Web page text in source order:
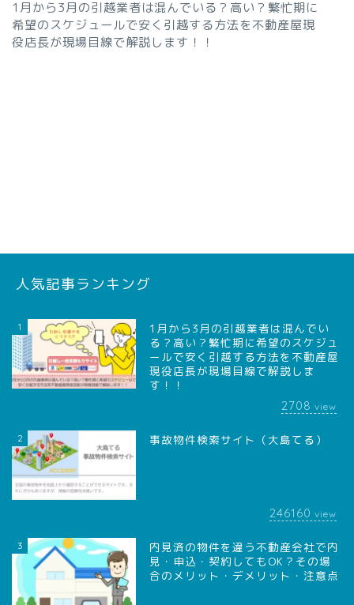
1月から3月の引越業者は混んでいる？高い？繁忙期に
希望のスケジュールで安く引越する方法を不動産屋現
役店長が現場目線で解説します！！
人気記事ランキング
1
1月から3月の引越業者は混んでい
る？高い？繁忙期に希望のスケジュ
ールで安く引越する方法を不動産屋
現役店長が現場目線で解説しま
す！！
2708 view
2 事故物件検索サイト（大島てる）
246160 view
3
内見済の物件を違う不動産会社で内
見・申込・契約してもOK？その場
合のメリット・デメリット・注意点